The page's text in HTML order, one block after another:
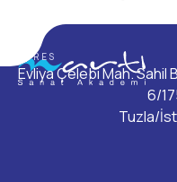
ADRES
Evliya Çelebi Mah. Sahil
6/
Tuzla/